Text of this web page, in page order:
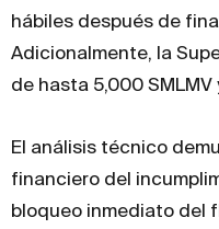
hábiles después de
Adicionalmente, la
de hasta 5,000
El análisis técnico
financiero del
bloqueo inmediato del